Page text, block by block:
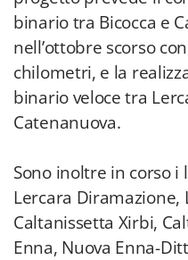
binario tra Bicocca e
nell’ottobre scorso
chilometri, e la
binario veloce tra
Catenanuova.
Sono inoltre in corso
Lercara Diramazione,
Caltanissetta Xirbi,
Enna, Nuova Enna-